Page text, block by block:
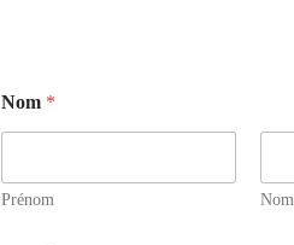
Nom *
Prénom Nom